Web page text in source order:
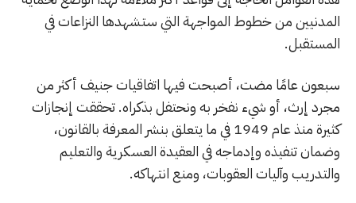
المدنيين من خطوط المواجهة التي ستشهدها النزاعات في
المستقبل.
سبعون عامًا مضت، أصبحت فيها اتفاقيات جنيف أكثر من
مجرد إرث، أو شيء نفخر به ونحتفل بذكراه. تحققت إنجازات
كثيرة منذ عام 1949 في ما يتعلق بنشر المعرفة بالقانون،
وضمان تنفيذه وإدماجه في العقيدة العسكرية والتعليم
والتدريب وآليات العقوبات، ومنع انتهاكه.